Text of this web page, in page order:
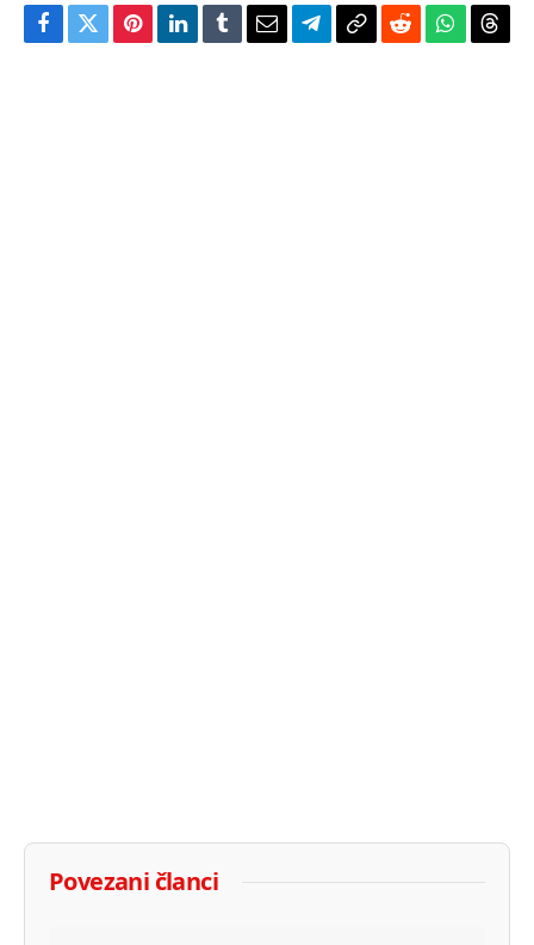
Facebook
TwitterPinterestLinkedIn
TumblrEmailTelegram
CopyReddit
Povezani članci